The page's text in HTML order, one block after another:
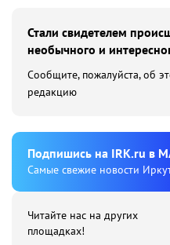
Стали свидетелем
необычного и
Сообщите, пожалуйста, об
редакцию
Подпишиcь на IRK.ru в
Cамые свежие новости
Читайте нас на других
площадках!